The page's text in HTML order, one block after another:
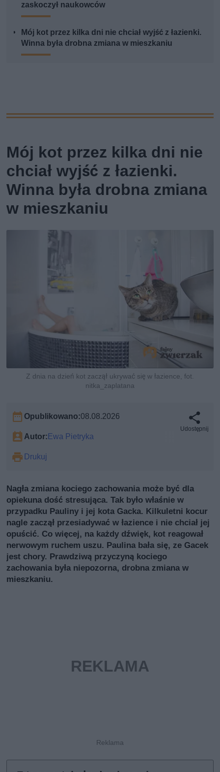
zaskoczył naukowców
Mój kot przez kilka dni nie chciał wyjść z łazienki.
Winna była drobna zmiana w mieszkaniu
Mój kot przez kilka dni nie
chciał wyjść z łazienki.
Winna była drobna zmiana
w mieszkaniu
Z dnia na dzień kot zaczął ukrywać się w łazience, fot.
nitka_zaplatana
Opublikowano:08.08.2026
Autor: Ewa Pietryka
Drukuj
Udostępnij
Nagła zmiana kociego zachowania może być dla
opiekuna dość stresująca. Tak było właśnie w
przypadku Pauliny i jej kota Gacka. Kilkuletni kocur
nagle zaczął przesiadywać w łazience i nie chciał jej
opuścić. Co więcej, na każdy dźwięk, kot reagował
nerwowym ruchem uszu. Paulina bała się, ze Gacek
jest chory. Prawdziwą przyczyną kociego
zachowania była niepozorna, drobna zmiana w
mieszkaniu.